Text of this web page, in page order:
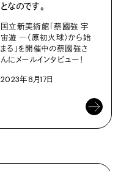
となのです。
国立新美術館「蔡國強 宇
宙遊 ―〈原初火球〉から始
まる」を開催中の蔡國強さ
んにメールインタビュー！
2023年8月17日